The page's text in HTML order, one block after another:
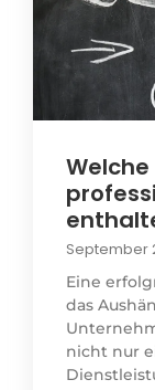
September
Eine
das
nicht nur